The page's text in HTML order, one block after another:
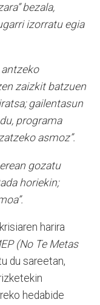
bezala,
izorratu egia
antzeko
zaizkit batzuen
gailentasun
programa
asmoz”.
gozatu
horiekin;
harira
(No Te Metas
du sareetan,
hedabide